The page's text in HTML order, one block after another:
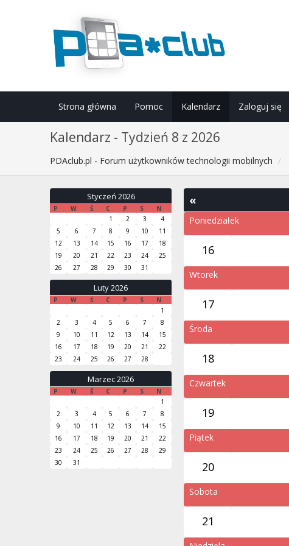
Strona główna Pomoc Kalendarz Zaloguj się
Kalendarz - Tydzień 8 z 2026
PDAclub.pl - Forum użytkowników technologii mobilnych
Styczeń 2026
P W Ś C P S
N
1
2 3
4
5
6 7 8 9 10
11
12
13 14 15 16 17
18
19
20 21 22 23 24
25
26
27 28 29 30 31
Luty 2026
P W Ś C P S
N
1
2
3 4 5 6 7
8
9
10 11 12 13 14
15
16
17 18 19 20 21
22
23
24 25 26 27 28
Marzec 2026
P W Ś C P S
N
1
2
3 4 5 6 7
8
9
10 11 12 13 14
15
16
17 18 19 20 21
22
23
24 25 26 27 28
29
30
31
«
Poniedziałek
16
Wtorek
17
Środa
18
Czwartek
19
Piątek
20
Sobota
21